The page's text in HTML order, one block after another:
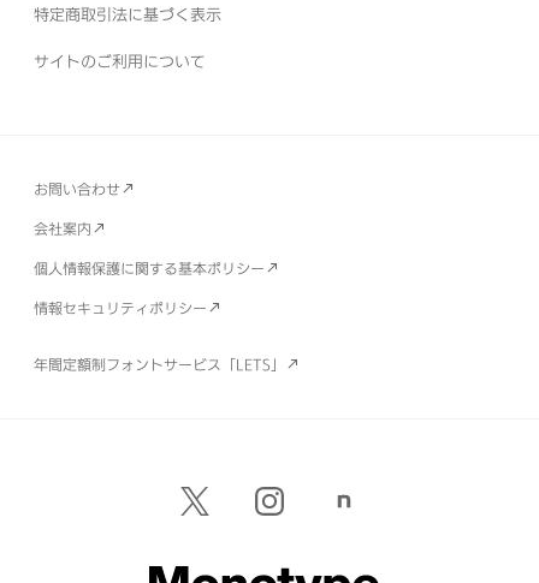
特定商取引法に基づく表示
サイトのご利用について
お問い合わせ
会社案内
個人情報保護に関する基本ポリシー
情報セキュリティポリシー
年間定額制フォントサービス「LETS」